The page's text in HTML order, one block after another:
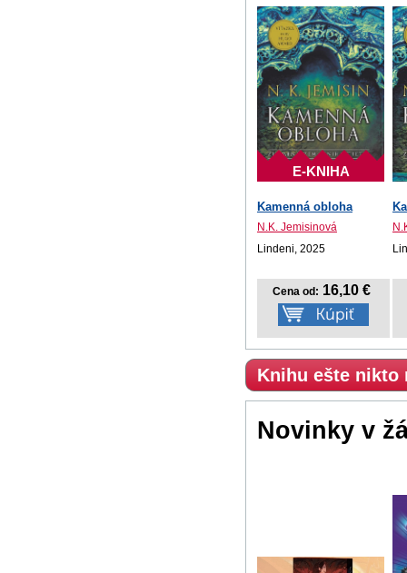
E-KNIHA
Kamenná obloha
N.K. Jemisinová
Lindeni, 2025
Cena od: 16,10 €
Knihu ešte nikto
Novinky v